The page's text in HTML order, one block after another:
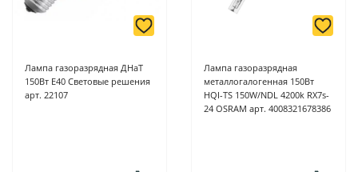
Лампа газоразрядная ДНаТ
150Вт Е40 Световые решения
арт. 22107
Лампа газоразрядная
металлогалогенная 150Вт
HQI-TS 150W/NDL 4200k RX7s-
24 OSRAM арт. 4008321678386